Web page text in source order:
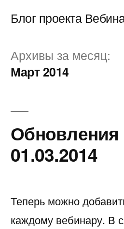
Блог проекта
Архивы за месяц:
Март 2014
Обновления
01.03.2014
Теперь можно
каждому вебинару. В